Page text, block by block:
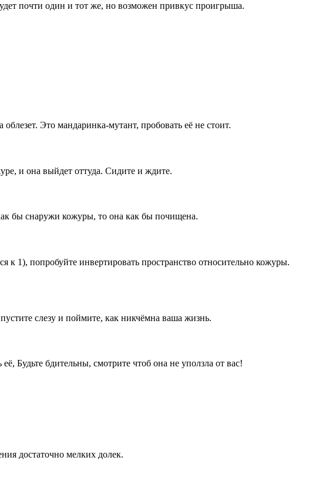
почти один и тот же, но возможен привкус проигрыша.
Это мандаринка-мутант, пробовать её не стоит.
и она выйдет оттуда. Сидите и ждите.
бы снаружи кожуры, то она как бы почищена.
1), попробуйте инвертировать пространство относительно кожуры.
слезу и поймите, как никчёмна ваша жизнь.
Будьте бдительны, смотрите чтоб она не уползла от вас!
достаточно мелких долек.